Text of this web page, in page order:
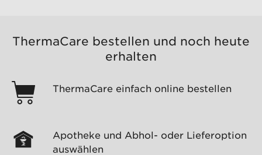
ThermaCare bestellen und noch heute
erhalten
ThermaCare einfach online bestellen
Apotheke und Abhol- oder Lieferoption
auswählen